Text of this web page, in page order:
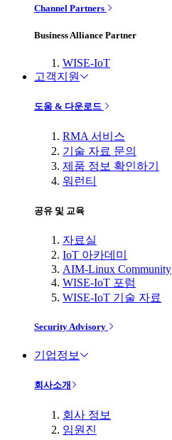
Channel Partners
Business Alliance Partner
WISE-IoT
고객지원
도움 & 다운로드
RMA 서비스
기술 자료 문의
제품 정보 확인하기
워런티
공유 및 교육
자료실
IoT 아카데미
AIM-Linux Community
WISE-IoT 포럼
WISE-IoT 기술 자료
Security Advisory
기업정보
회사소개
회사 정보
임원진